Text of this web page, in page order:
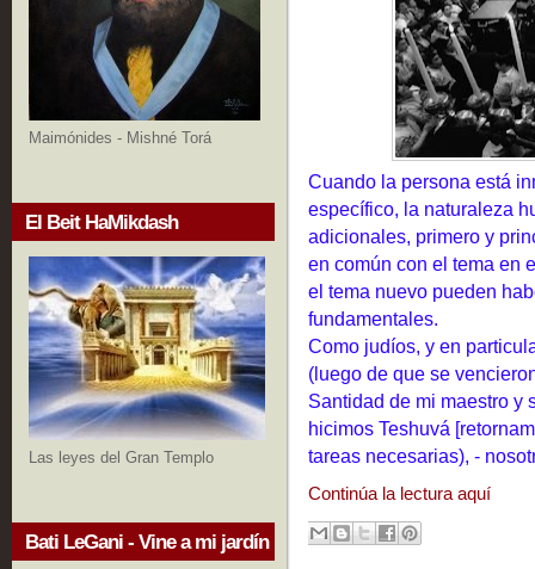
Maimónides - Mishné Torá
El Beit HaMikdash
Las leyes del Gran Templo
Bati LeGani - Vine a mi jardín
Cuando la persona está
específico, la naturaleza
adicionales, primero y
en común con el tema en
el tema nuevo pueden
fundamentales.
Como judíos, y en
(luego de que se
Santidad de mi maestro y
hicimos Teshuvá
tareas necesarias), -
Continúa la lectura aquí